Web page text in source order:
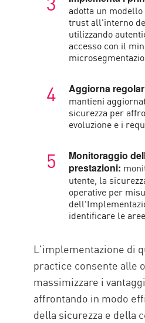
adotta un
trust all'interno
utilizzando
accesso con il
Aggiorna
mantieni
sicurezza per
evoluzione e i
Monitoraggio
prestazioni:
utente, la
operative per
identificare le
L'implementazione di
practice consente alle
massimizzare i
affrontando in modo
della sicurezza e della